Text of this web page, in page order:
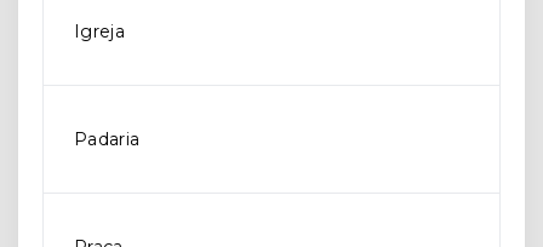
Igreja
Padaria